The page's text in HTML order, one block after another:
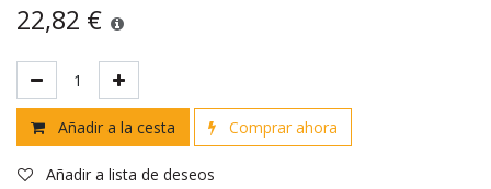
22,82 €
Añadir a la cesta Comprar ahora
Añadir a lista de deseos